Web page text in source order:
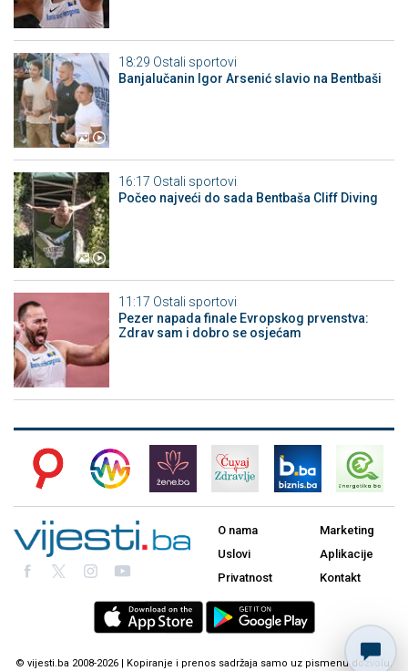
18:29 Ostali sportovi
Banjalučanin Igor Arsenić slavio na Bentbaši
16:17 Ostali sportovi
Počeo najveći do sada Bentbaša Cliff Diving
11:17 Ostali sportovi
Pezer napada finale Evropskog prvenstva:
Zdrav sam i dobro se osjećam
O nama
Uslovi
Privatnost
Marketing
Aplikacije
Kontakt
© vijesti.ba 2008-2026 | Kopiranje i prenos sadržaja samo uz pismenu dozvolu.